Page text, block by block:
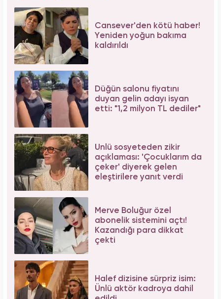
Forbes Iconoclast 50 listesi açıklandı: Taylor
Swift tarihin en zengin kadın müzisyeni oldu!
Bağcılar'da 06.06.2026 yoğunluğu: 54 çift
"Evet" demek için sıraya girdi!